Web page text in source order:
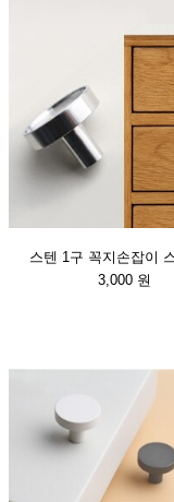
스텐 1구 꼭지손잡이
3,000 원